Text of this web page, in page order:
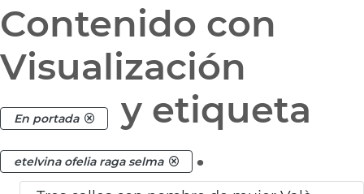
Contenido con
Visualización
En portada y etiqueta
etelvina ofelia raga selma .